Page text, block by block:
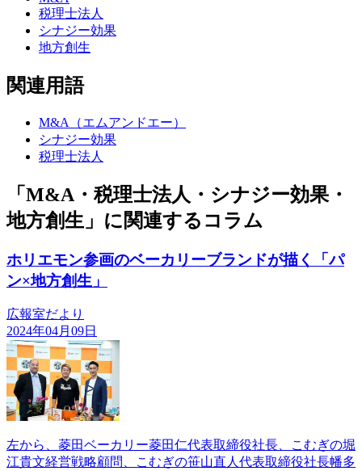
税理士法人
シナジー効果
地方創生
関連用語
M&A（エムアンドエー）
シナジー効果
税理士法人
「M&A・税理士法人・シナジー効果・
地方創生」に関連するコラム
ホリエモン参画のベーカリーブランドが描く「パ
ン×地方創生」
広報室だより
2024年04月09日
左から、菱田ベーカリー菱田仁代表取締役社長、こむぎの堀
江貴文経営戦略顧問、こむぎの笹山直人代表取締役社長幡多